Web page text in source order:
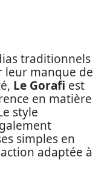
traditionnels
leur manque de
Le Gorafi est
en matière
style
simples en
adaptée à